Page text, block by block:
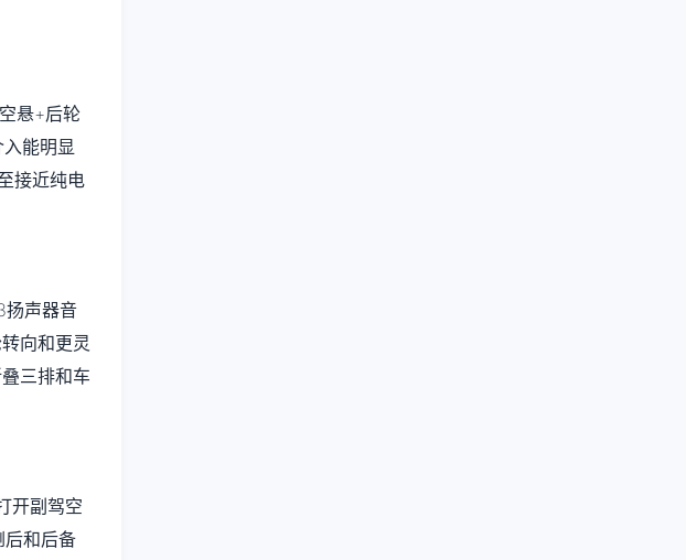
悬+后轮
能明显
接近纯电
扬声器音
向和更灵
三排和车
开副驾空
后和后备